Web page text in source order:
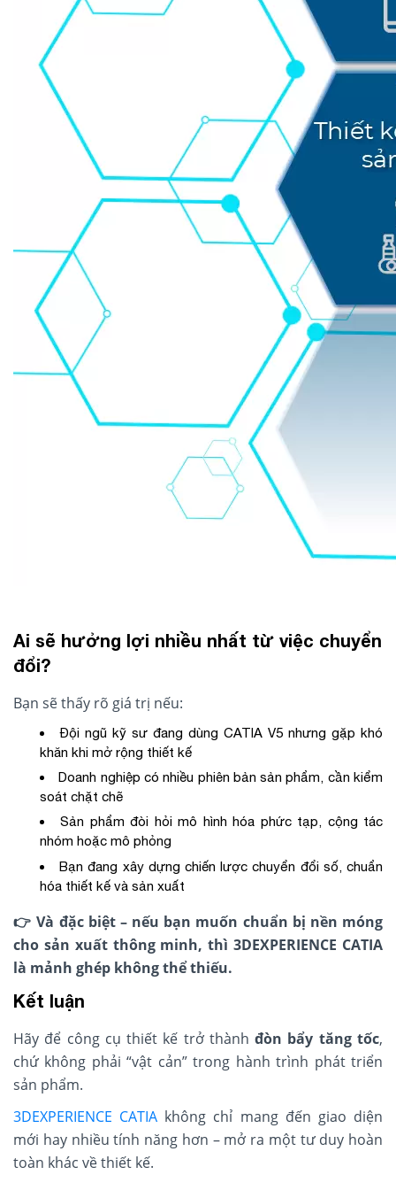
Ai sẽ hưởng lợi nhiều nhất từ việc chuyển
đổi?
Bạn sẽ thấy rõ giá trị nếu:
Đội ngũ kỹ sư đang dùng CATIA V5 nhưng gặp khó
khăn khi mở rộng thiết kế
Doanh nghiệp có nhiều phiên bản sản phẩm, cần kiểm
soát chặt chẽ
Sản phẩm đòi hỏi mô hình hóa phức tạp, cộng tác
nhóm hoặc mô phỏng
Bạn đang xây dựng chiến lược chuyển đổi số, chuẩn
hóa thiết kế và sản xuất
👉Và đặc biệt – nếu bạn muốn chuẩn bị nền móng
cho sản xuất thông minh, thì 3DEXPERIENCE CATIA
là mảnh ghép không thể thiếu.
Kết luận
Hãy để công cụ thiết kế trở thànhđòn bẩy tăng tốc,
chứ không phải “vật cản” trong hành trình phát triển
sản phẩm.
3DEXPERIENCE CATIA không chỉ mang đến giao diện
mới hay nhiều tính năng hơn – mở ra một tư duy hoàn
toàn khác về thiết kế.